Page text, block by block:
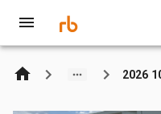
2026